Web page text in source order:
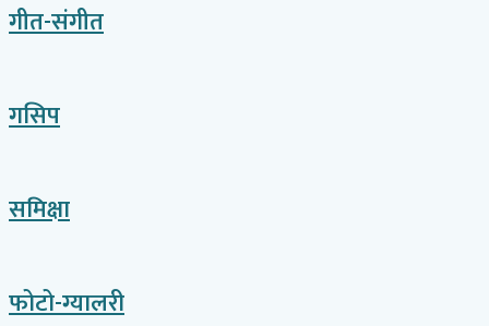
गीत-संगीत
गसिप
समिक्षा
फोटो-ग्यालरी